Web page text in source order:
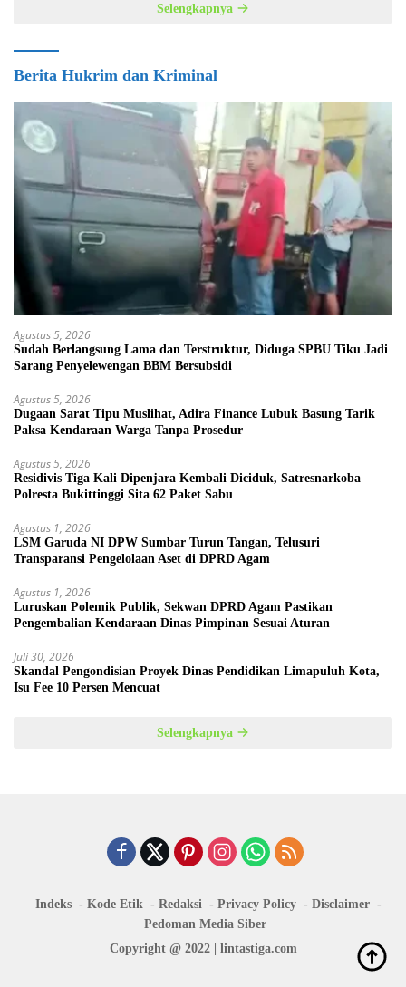
Selengkapnya
Berita Hukrim dan Kriminal
Agustus 5, 2026
Sudah Berlangsung Lama dan Terstruktur, Diduga SPBU Tiku Jadi
Sarang Penyelewengan BBM Bersubsidi
Agustus 5, 2026
Dugaan Sarat Tipu Muslihat, Adira Finance Lubuk Basung Tarik
Paksa Kendaraan Warga Tanpa Prosedur
Agustus 5, 2026
Residivis Tiga Kali Dipenjara Kembali Diciduk, Satresnarkoba
Polresta Bukittinggi Sita 62 Paket Sabu
Agustus 1, 2026
LSM Garuda NI DPW Sumbar Turun Tangan, Telusuri
Transparansi Pengelolaan Aset di DPRD Agam
Agustus 1, 2026
Luruskan Polemik Publik, Sekwan DPRD Agam Pastikan
Pengembalian Kendaraan Dinas Pimpinan Sesuai Aturan
Juli 30, 2026
Skandal Pengondisian Proyek Dinas Pendidikan Limapuluh Kota,
Isu Fee 10 Persen Mencuat
Selengkapnya
Indeks Kode Etik Redaksi Privacy Policy
Disclaimer
Pedoman Media Siber
Copyright @ 2022 | lintastiga.com